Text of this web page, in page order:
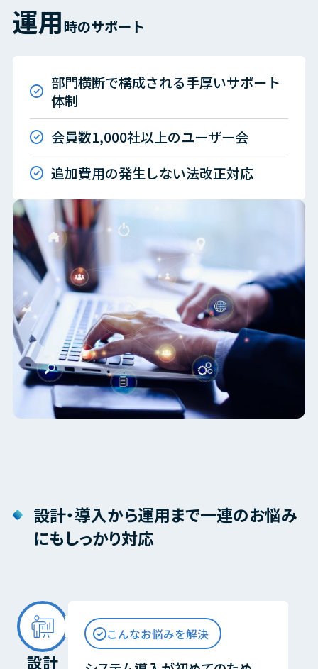
運用時のサポート
部門横断で構成される手厚いサポート
体制
会員数1,000社以上のユーザー会
追加費用の発生しない法改正対応
設計・導入から運用まで一連のお悩み
にもしっかり対応
設計
こんなお悩みを解決